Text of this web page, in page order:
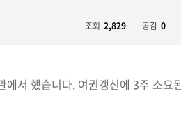
조회 2,829 공감 0
에서 했습니다. 여권갱신에 3주 소